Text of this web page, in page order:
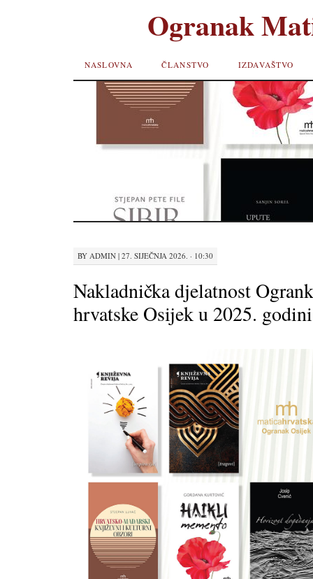
Ogranak
SKIP TO
CONTENT
NASLOVNA ČLANSTVO IZDAVAŠTVO
BY ADMIN | 27. SIJEČNJA 2026. · 10:30
Nakladnička djelatnost
hrvatske Osijek u 2025.